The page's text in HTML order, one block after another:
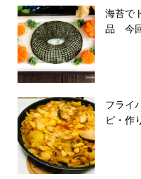
海苔で
品 今
フライ
ピ・作